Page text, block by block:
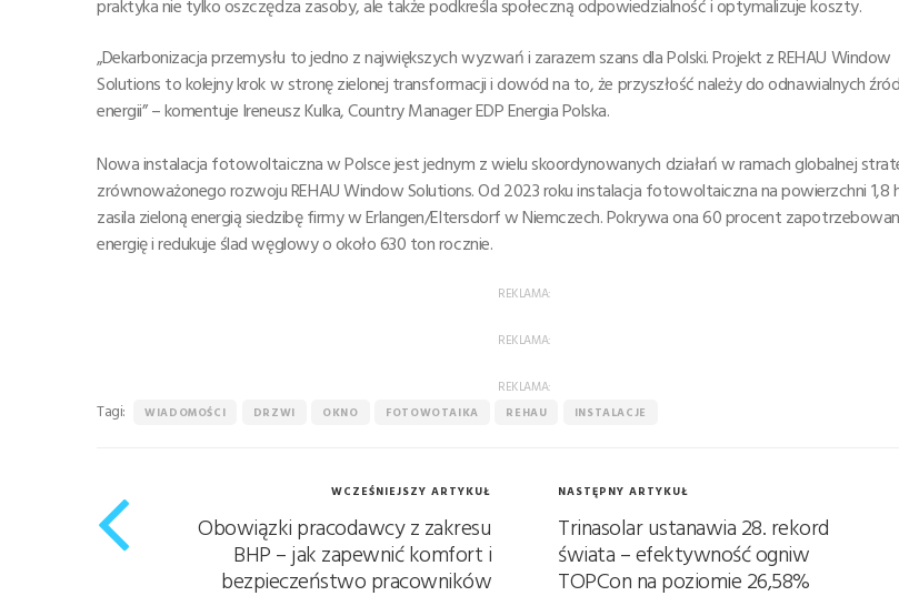
„Dekarbonizacja przemysłu to jedno z największych wyzwań i zarazem szans dla Polski. Projekt z REHAU Window
Solutions to kolejny krok w stronę zielonej transformacji i dowód na to, że przyszłość należy do odnawialnych
energii” – komentuje Ireneusz Kulka, Country Manager EDP Energia Polska.
Nowa instalacja fotowoltaiczna w Polsce jest jednym z wielu skoordynowanych działań w ramach globalnej
zrównoważonego rozwoju REHAU Window Solutions. Od 2023 roku instalacja fotowoltaiczna na powierzchni 1,8
zasila zieloną energią siedzibę firmy w Erlangen/Eltersdorf w Niemczech. Pokrywa ona 60 procent
energię i redukuje ślad węglowy o około 630 ton rocznie.
REKLAMA:
REKLAMA:
REKLAMA:
Tagi: WIADOMOŚCI DRZWI OKNO FOTOWOTAIKA REHAU INSTALACJE
WCZEŚNIEJSZY ARTYKUŁ
Obowiązki pracodawcy z zakresu
BHP – jak zapewnić komfort i
bezpieczeństwo pracowników
NASTĘPNY ARTYKUŁ
Trinasolar ustanawia 28. rekord
świata – efektywność ogniw
TOPCon na poziomie 26,58%